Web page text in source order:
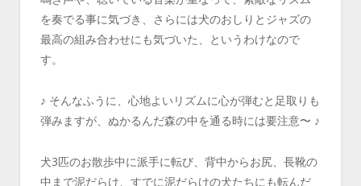
を奏でる事に気づき、さらには犬のおしりとジャズの
最高の組み合わせにも気づいた、というわけなので
す。
♪ そんなふうに、心地よいリズムに心が弾むと足取りも
弾みますが、ぬかるんだ森の中を通る時には要注意〜 ♪
犬3匹のお散歩中に派手に転び、背中からお尻、長靴の
中まで泥だらけ、すでに泥だらけの犬たちにも転んだ